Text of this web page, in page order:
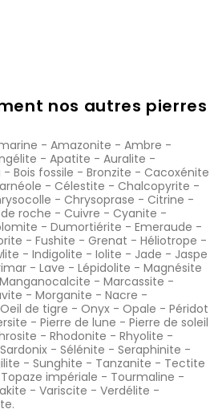
nos autres pierres
- Amazonite - Ambre -
- Apatite - Auralite -
- Bois fossile - Bronzite - Cacoxénite
- Célestite - Chalcopyrite -
- Chrysoprase - Citrine -
roche - Cuivre - Cyanite -
- Dumortiérite - Emeraude -
- Fushite - Grenat - Héliotrope -
- Indigolite - Iolite - Jade - Jaspe
- Lave - Lépidolite - Magnésite
Manganocalcite - Marcassite -
- Morganite - Nacre -
Oeil de tigre - Onyx - Opale - Péridot
- Pierre de lune - Pierre de soleil
- Rhodonite - Rhyolite -
Sardonix - Sélénite - Seraphinite -
- Sunghite - Tanzanite - Tectite
Topaze impériale - Tourmaline -
- Variscite - Verdélite -
.